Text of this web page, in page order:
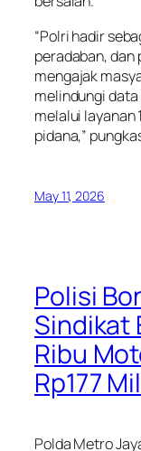
“Polri hadir
peradaban, dan
mengajak
melindungi
melalui layanan
pidana,”
May 11, 2026
Polisi
Sindikat
Ribu
Rp177
Polda Metro